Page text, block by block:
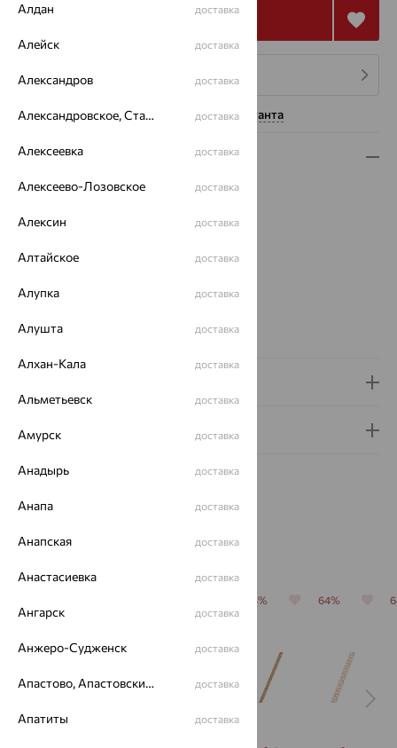
Купить
4 платежа по 66 782
Нужна помощь консультанта
Описание
Вид изделия:полновесные
Плетение:
Металл:
Проба:
Вес металла:
Гарантия и возврат
Похожие изделия
64% 64%
Алдан доставка
Алейск доставка
Александров доставка
Александровское, Ставропольский край доставка
Алексеевка доставка
Алексеево-Лозовское доставка
Алексин доставка
Алтайское доставка
Алупка доставка
Алушта доставка
Алхан-Кала доставка
Альметьевск доставка
Амурск доставка
Анадырь доставка
Анапа доставка
Анапская доставка
Анастасиевка доставка
Ангарск доставка
Анжеро-Судженск доставка
Апастово, Апастовский район доставка
Апатиты доставка